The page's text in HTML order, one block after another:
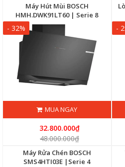
Máy Hút Mùi BOSCH
HMH.DWK91LT60 | Serie 8
- 32%
MUA NGAY
32.800.000₫
48.000.000₫
-
Máy Rửa Chén BOSCH
SMS4HTI03E |Serie 4